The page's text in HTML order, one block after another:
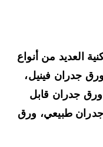
من أنواع
فينيل،
جدران قابل
طبيعي، ورق